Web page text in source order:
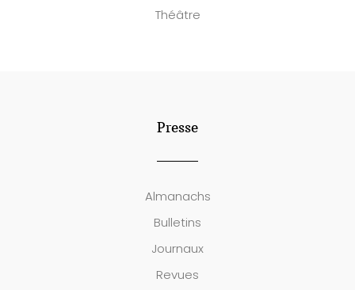
Théâtre
Presse
Almanachs
Bulletins
Journaux
Revues